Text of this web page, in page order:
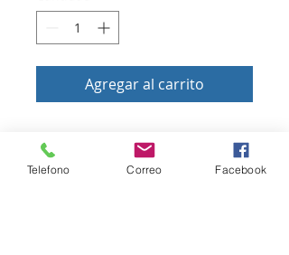
Agregar al carrito
Volver a tienda
Telefono Correo Facebook